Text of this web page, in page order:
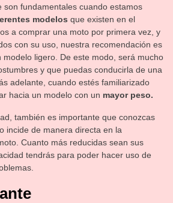
son fundamentales cuando estamos
modelos que existen en el
a comprar una moto por primera vez, y
con su uso, nuestra recomendación es
ligero. De este modo, será mucho
y que puedas conducirla de una
adelante, cuando estés familiarizado
hacia un modelo con un mayor peso.
también es importante que conozcas
incide de manera directa en la
Cuanto más reducidas sean sus
tendrás para poder hacer uso de